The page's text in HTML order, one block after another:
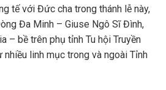
tế với Đức cha trong thánh lễ này,
Đa Minh – Giuse Ngô Sĩ Đình,
– bề trên phụ tỉnh Tu hội Truyền
nhiều linh mục trong và ngoài Tỉnh